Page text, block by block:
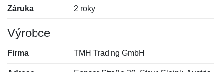
Záruka 2 roky
Výrobce
Firma TMH Trading GmbH